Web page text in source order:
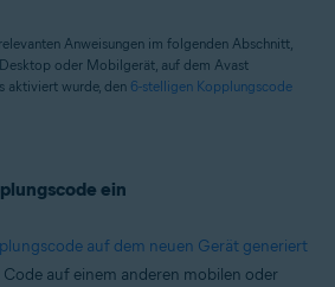
Anweisungen im folgenden Abschnitt,
oder Mobilgerät, auf dem Avast
aktiviert wurde, den 6-stelligen Kopplungscode
ein
auf dem neuen Gerät generiert
Code auf einem anderen mobilen oder